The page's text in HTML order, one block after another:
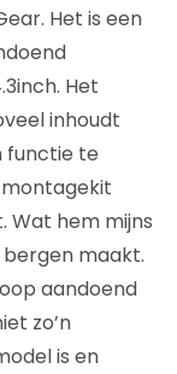
Het is een
Het
inhoudt
functie te
Wat hem mijns
maakt.
aandoend
zo’n
is en